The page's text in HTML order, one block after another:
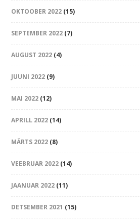
OKTOOBER 2022 (15)
SEPTEMBER 2022 (7)
AUGUST 2022 (4)
JUUNI 2022 (9)
MAI 2022 (12)
APRILL 2022 (14)
MÄRTS 2022 (8)
VEEBRUAR 2022 (14)
JAANUAR 2022 (11)
DETSEMBER 2021 (15)